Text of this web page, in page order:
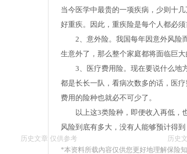
当今医学中最贵的一项疾病，少则十
好重疾。因此，重疾险是每个人都必须
2、意外险。我国每年因意外风险
生意外了，那么整个家庭都将面临巨
3、医疗费用险。现在要说什么地
都是长长一队，看病次数多的话，医
费用的险种也就必不可少了。
以上这3类险种，即便收入再低，
风险到底有多大，没有人能够预计得
*本资料所载內容仅供您更好地理解保险